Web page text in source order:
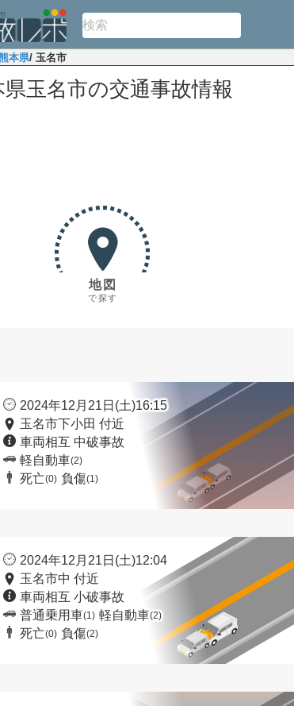
本県/ 玉名市
県玉名市の交通事故情報
地図
で探す
2024年12月21日(土)16:15
玉名市下小田 付近
車両相互 中破事故
軽自動車(2)
死亡(0) 負傷(1)
2024年12月21日(土)12:04
玉名市中 付近
車両相互 小破事故
普通乗用車(1) 軽自動車(2)
死亡(0) 負傷(2)